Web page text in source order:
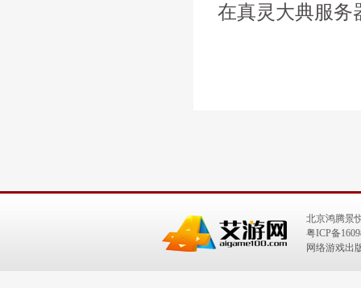
在真灵大典服务
北京鸿腾景
粤ICP备
网络游戏出